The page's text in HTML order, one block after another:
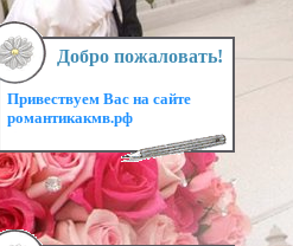
Добро пожаловать!
Привествуем Вас на сайте
романтикакмв.рф